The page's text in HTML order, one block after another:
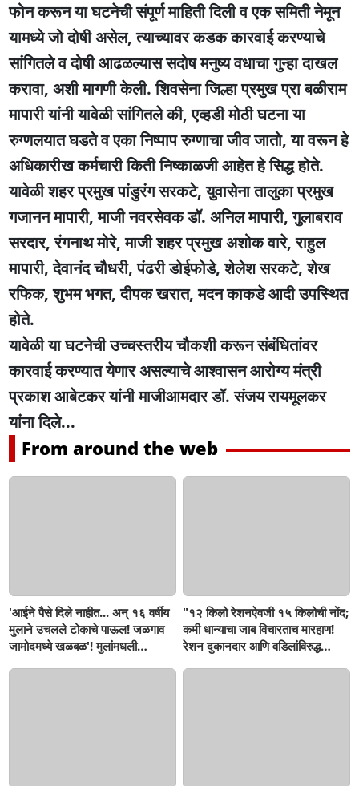
फोन करून या घटनेची संपूर्ण माहिती दिली व एक समिती नेमून
यामध्ये जो दोषी असेल, त्याच्यावर कडक कारवाई करण्याचे
सांगितले व दोषी आढळल्यास सदोष मनुष्य वधाचा गुन्हा दाखल
करावा, अशी मागणी केली. शिवसेना जिल्हा प्रमुख प्रा बळीराम
मापारी यांनी यावेळी सांगितले की, एव्हडी मोठी घटना या
रुग्णलयात घडते व एका निष्पाप रुग्णाचा जीव जातो, या वरून हे
अधिकारीख कर्मचारी किती निष्काळजी आहेत हे सिद्ध होते.
यावेळी शहर प्रमुख पांडुरंग सरकटे, युवासेना तालुका प्रमुख
गजानन मापारी, माजी नवरसेवक डॉ. अनिल मापारी, गुलाबराव
सरदार, रंगनाथ मोरे, माजी शहर प्रमुख अशोक वारे, राहुल
मापारी, देवानंद चौधरी, पंढरी डोईफोडे, शेलेश सरकटे, शेख
रफिक, शुभम भगत, दीपक खरात, मदन काकडे आदी उपस्थित
होते.
यावेळी या घटनेची उच्चस्तरीय चौकशी करून संबंधितांवर
कारवाई करण्यात येणार असल्याचे आश्वासन आरोग्य मंत्री
प्रकाश आबेटकर यांनी माजीआमदार डॉ. संजय रायमूलकर
यांना दिले...
From around the web
'आईने पैसे दिले नाहीत... अन् १६ वर्षीय
मुलाने उचलले टोकाचे पाऊल! जळगाव
जामोदमध्ये खळबळ'! मुलांमधली
"१२ किलो रेशनऐवजी १५ किलोची नोंद;
कमी धान्याचा जाब विचारताच मारहाण!
रेशन दुकानदार आणि वडिलांविरुद्ध